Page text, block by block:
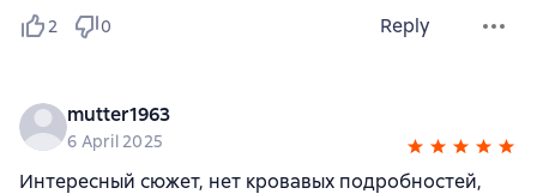
2 0 Reply
mutter1963
6 April 2025
Интересный сюжет, нет кровавых подробностей,